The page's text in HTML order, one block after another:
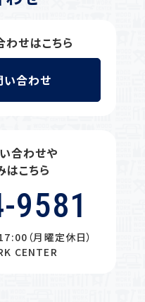
せはこちら
い合わせ
合わせや
こちら
9581
（月曜定休日）
CENTER